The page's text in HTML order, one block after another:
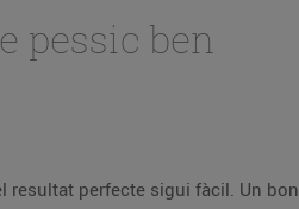
pessic ben
resultat perfecte sigui fàcil. Un bon